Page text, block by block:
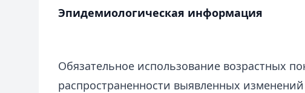
Эпидемиологическая информация
Обязательное использование возрастных
распространенности выявленных